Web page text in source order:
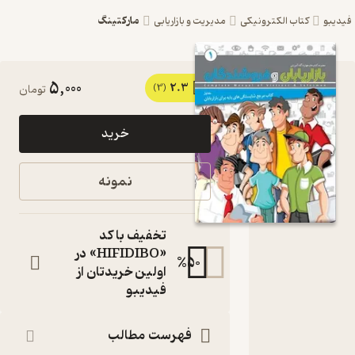
کتاب الکترونیکی مدیریت و بازاریابی مارکتینگ
کتاب
مرجع
شایستگی
برای
بازاریابان
جلد 1 اثر
حیدر
نشر
2.3
(3)
5,000 تومان
خرید
نمونه
%
تخفیف با کد
«HIFIDIBO» در
اولین خریدتان از
فیدیبو
فهرست مطالب